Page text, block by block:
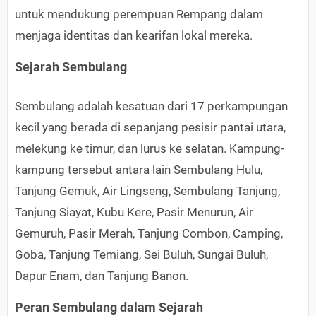
untuk mendukung perempuan Rempang dalam
menjaga identitas dan kearifan lokal mereka.
Sejarah Sembulang
Sembulang adalah kesatuan dari 17 perkampungan
kecil yang berada di sepanjang pesisir pantai utara,
melekung ke timur, dan lurus ke selatan. Kampung-
kampung tersebut antara lain Sembulang Hulu,
Tanjung Gemuk, Air Lingseng, Sembulang Tanjung,
Tanjung Siayat, Kubu Kere, Pasir Menurun, Air
Gemuruh, Pasir Merah, Tanjung Combon, Camping,
Goba, Tanjung Temiang, Sei Buluh, Sungai Buluh,
Dapur Enam, dan Tanjung Banon.
Peran Sembulang dalam Sejarah